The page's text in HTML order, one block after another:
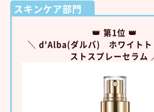
スキンケア部門
👑 第1位 👑
＼ d'Alba(ダルバ) ホワイトト
ストスプレーセラム